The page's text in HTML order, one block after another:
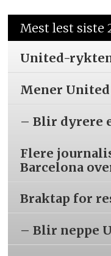
Mest lest siste
United-
Mener
– Blir dyrere
Flere
Barcelona
Braktap for
– Blir neppe